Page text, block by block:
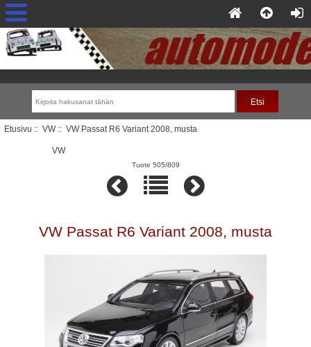
Etusivu :: VW:: VW Passat R6 Variant 2008, musta
VW
Tuote 505/809
VW Passat R6 Variant 2008, musta